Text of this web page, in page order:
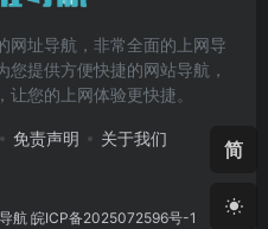
网址导航，非常全面的上网导
提供方便快捷的网站导航，
您的上网体验更快捷。
免责声明 关于我们
航 皖ICP备2025072596号-1
简